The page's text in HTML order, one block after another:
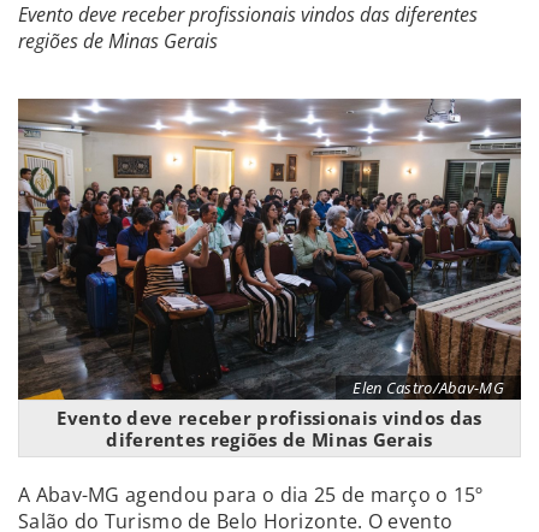
Evento deve receber profissionais vindos das diferentes
regiões de Minas Gerais
Elen Castro/Abav-MG
Evento deve receber profissionais vindos das
diferentes regiões de Minas Gerais
A Abav-MG agendou para o dia 25 de março o 15º
Salão do Turismo de Belo Horizonte. O evento